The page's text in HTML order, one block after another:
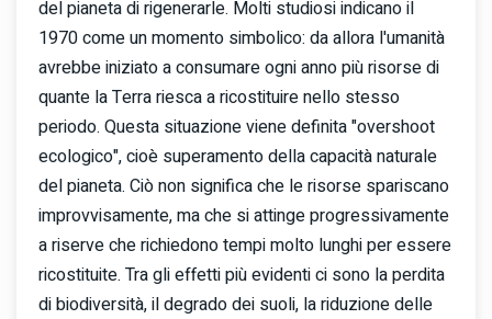
del pianeta di rigenerarle. Molti studiosi indicano il
1970 come un momento simbolico: da allora l'umanità
avrebbe iniziato a consumare ogni anno più risorse di
quante la Terra riesca a ricostituire nello stesso
periodo. Questa situazione viene definita "overshoot
ecologico", cioè superamento della capacità naturale
del pianeta. Ciò non significa che le risorse spariscano
improvvisamente, ma che si attinge progressivamente
a riserve che richiedono tempi molto lunghi per essere
ricostituite. Tra gli effetti più evidenti ci sono la perdita
di biodiversità, il degrado dei suoli, la riduzione delle